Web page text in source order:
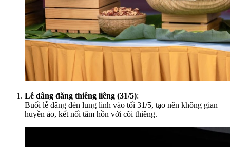
Lễ dâng đăng thiêng liêng (31/5):
Buổi lễ dâng đèn lung linh vào tối 31/5, tạo nên không gian
huyền ảo, kết nối tâm hồn với cõi thiêng.